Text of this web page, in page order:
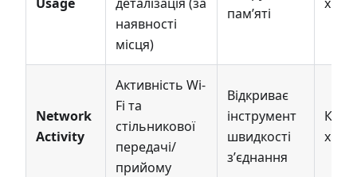
наявності
місця)
памʼяті
Network
Activity
Активність Wi-
Fi та
стільникової
передачі/
прийому
Відкриває
інструмент
швидкості
зʼєднання